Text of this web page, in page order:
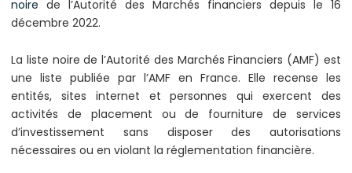
noire de l’Autorité des Marchés financiers depuis le 16
décembre 2022.
La liste noire de l’Autorité des Marchés Financiers (AMF) est
une liste publiée par l’AMF en France. Elle recense les
entités, sites internet et personnes qui exercent des
activités de placement ou de fourniture de services
d’investissement sans disposer des autorisations
nécessaires ou en violant la réglementation financière.